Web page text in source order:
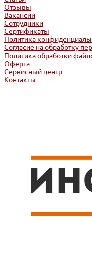
Отзывы
Вакансии
Сотрудники
Сертификаты
Политика
Согласие на обработку
Политика обработки
Оферта
Сервисный центр
Контакты